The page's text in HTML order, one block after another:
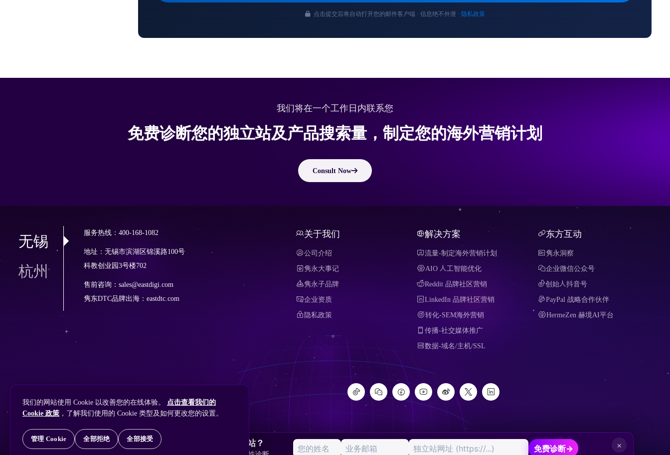
点击提交后将自动打开您的邮件客户端 · 信息绝不外泄 · 隐私政策
我们将在一个工作日内联系您
免费诊断您的独立站及产品搜索量，制定您的海外营销计划
Consult Now
无锡
杭州
服务热线：400-168-1082
地址：无锡市滨湖区锦溪路100号
科教创业园3号楼702
售前咨询：sales@eastdigi.com
隽东DTC品牌出海： eastdtc.com
关于我们
公司介绍
隽永大事记
隽永子品牌
企业资质
隐私政策
解决方案
流量-制定海外营销计划
AIO 人工智能优化
Reddit 品牌社区营销
LinkedIn 品牌社区营销
转化-SEM海外营销
传播-社交媒体推广
数据-域名/主机/SSL
东方互动
隽永洞察
企业微信公众号
创始人抖音号
PayPal 战略合作伙伴
HermeZen 赫境AI平台
备案号：苏ICP备14005285号-11
苏公网安备32021102001690号
我们的网站使用 Cookie 以改善您的在线体验。 点击查看我们的
Cookie 政策 ，了解我们使用的 Cookie 类型及如何更改您的设置。
管理 Cookie 全部拒绝 全部接受
×
想让
ChatGPT
搜索找到您的独立站？
免费诊断→